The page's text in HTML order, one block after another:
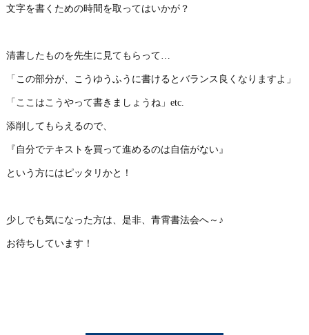
文字を書くための時間を取ってはいかが？
清書したものを先生に見てもらって…
「この部分が、こうゆうふうに書けるとバランス良くなりますよ」
「ここはこうやって書きましょうね」etc.
添削してもらえるので、
『自分でテキストを買って進めるのは自信がない』
という方にはピッタリかと！
少しでも気になった方は、是非、青霄書法会へ～♪
お待ちしています！